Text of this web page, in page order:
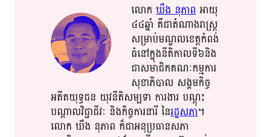
លោក​ឃឹង​ នុ​ភាព​អាយុ​​
៤៤​​ឆ្នាំ​​ គឺជា​​តំណាង​​រាស្ត្រ​​
សម្រាប់​​មណ្ឌល​​ខេត្ត​​កំពង់​​
ធំ​​នៅក្នុង​​នីតិកាល​​ទី​​៦​​និង​​
ជា​​សមាជិក​​គណៈកម្មការ​​
សុខា​​ភិ​​បាល​​ សង្គមកិច្ច​​
អតីត​​យុទ្ធជន​​ យុវ​នីតិសម្បទា​​ ការងារ​ បណ្តុះ​​
បណ្តាល​​​​វិជ្ជាជីវៈ​ និង​​កិច្ចការ​នារី​​ នៃ​រដ្ឋសភា​​​។​​
លោក​ ឃឹង​ នុ​ភាព​ ក៏​ជា​​អនុប្រធាន​​សភា​​